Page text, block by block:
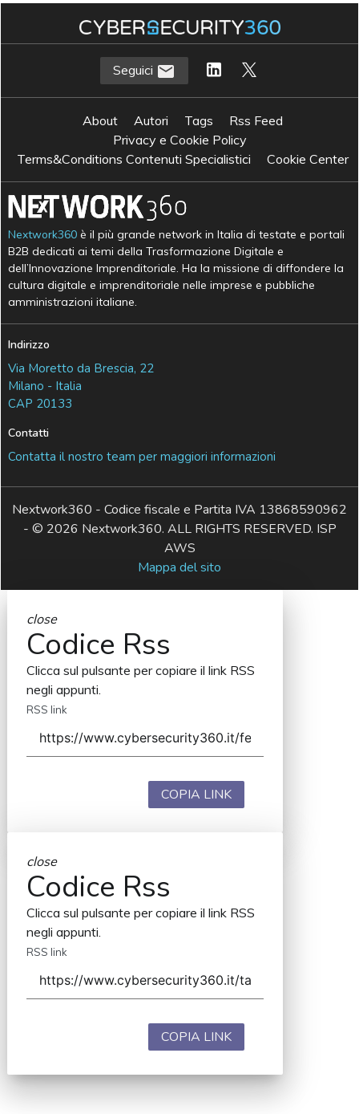
Seguici
About Autori Tags
Rss Feed
Privacy e Cookie Policy
Terms&Conditions Contenuti Specialistici
Cookie Center
Nextwork360 è il più grande network in Italia di testate e portali
B2B dedicati ai temi della Trasformazione Digitale e
dell’Innovazione Imprenditoriale. Ha la missione di diffondere la
cultura digitale e imprenditoriale nelle imprese e pubbliche
amministrazioni italiane.
Indirizzo
Via Moretto da Brescia, 22
Milano - Italia
CAP 20133
Contatti
Contatta il nostro team per maggiori informazioni
Nextwork360 - Codice fiscale e Partita IVA 13868590962
- © 2026 Nextwork360. ALL RIGHTS RESERVED. ISP
AWS
Mappa del sito
close
Codice Rss
Clicca sul pulsante per copiare il link RSS
negli appunti.
RSS link
COPIA LINK
close
Codice Rss
Clicca sul pulsante per copiare il link RSS
negli appunti.
RSS link
COPIA LINK